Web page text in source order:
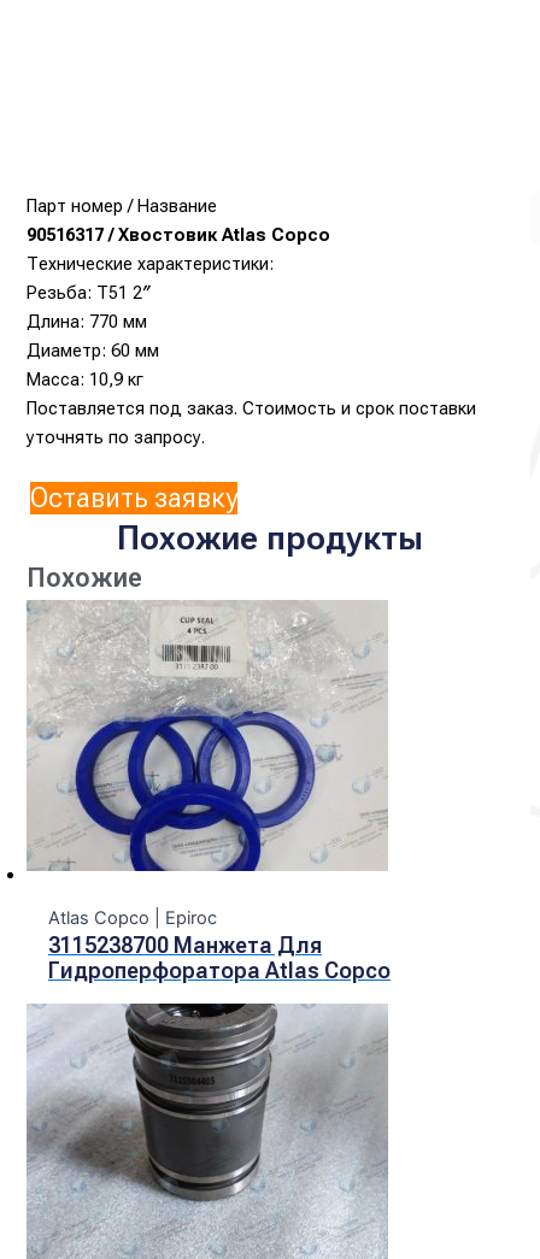
Парт номер / Название
90516317 / Хвостовик Atlas Copco
Технические характеристики:
Резьба: T51 2″
Длина: 770 мм
Диаметр: 60 мм
Масса: 10,9 кг
Поставляется под заказ. Стоимость и срок поставки
уточнять по запросу.
Оставить заявку
Похожие продукты
Похожие
Atlas Copco | Epiroc
3115238700 Манжета Для
Гидроперфоратора Atlas Copco